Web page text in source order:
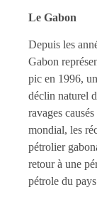
Le Gabon
Depuis les
Gabon
pic en 1996,
déclin naturel
ravages
mondial, les
pétrolier
retour à une
pétrole du